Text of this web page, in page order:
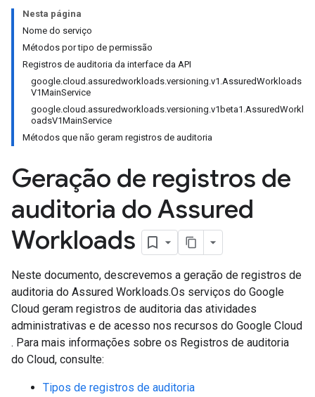
Nesta página
Nome do serviço
Métodos por tipo de permissão
Registros de auditoria da interface da API
google.cloud.assuredworkloads.versioning.v1.AssuredWorkloads
V1MainService
google.cloud.assuredworkloads.versioning.v1beta1.AssuredWorkl
oadsV1MainService
Métodos que não geram registros de auditoria
Geração de registros de
auditoria do Assured
Workloads
Neste documento, descrevemos a geração de registros de
auditoria do Assured Workloads.Os serviços do Google
Cloud geram registros de auditoria das atividades
administrativas e de acesso nos recursos do Google Cloud
. Para mais informações sobre os Registros de auditoria
do Cloud, consulte:
Tipos de registros de auditoria